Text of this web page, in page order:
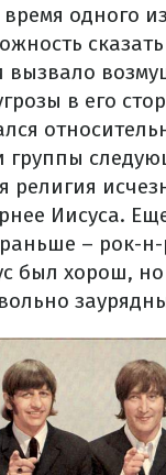
одного
вызвало
в его
группы
религия
Иисуса.
– рок-
был хорош,